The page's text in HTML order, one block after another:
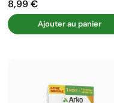
Prix
8,99 €
Ajouter au panier